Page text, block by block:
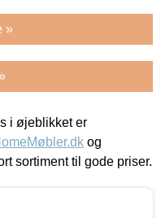
»
i øjeblikket er
og
sortiment til gode priser.